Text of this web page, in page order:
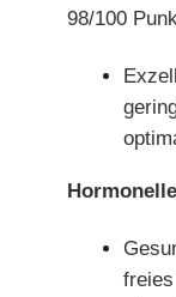
98/100